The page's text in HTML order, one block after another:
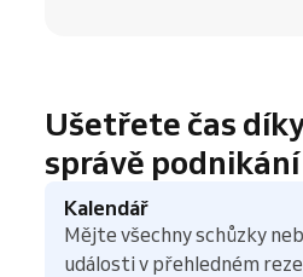
Ušetřete čas
správě podnikání
Kalendář
Mějte všechny schůzky
události v přehledném